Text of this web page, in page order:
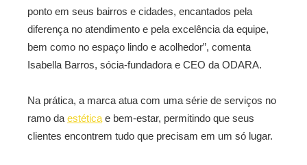
ponto em seus bairros e cidades, encantados pela
diferença no atendimento e pela excelência da equipe,
bem como no espaço lindo e acolhedor”, comenta
Isabella Barros, sócia-fundadora e CEO da ODARA.
Na prática, a marca atua com uma série de serviços no
ramo da estética e bem-estar, permitindo que seus
clientes encontrem tudo que precisam em um só lugar.